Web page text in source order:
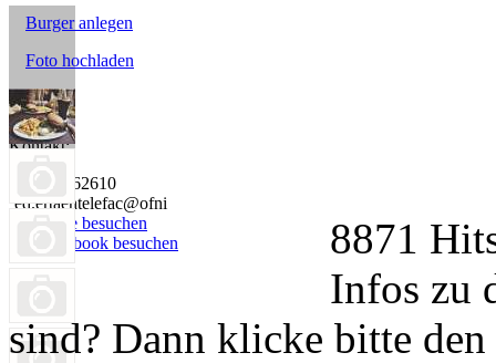
Burger anlegen
Foto hochladen
Kontakt:
0711-2262610
ed.ertaehtelefac@ofni
Webseite besuchen
bei Facebook besuchen
8871
Infos zu
sind? Dann klicke bitte